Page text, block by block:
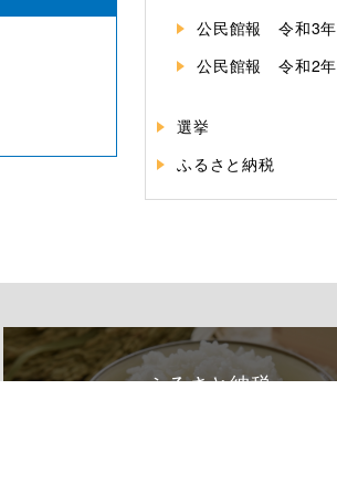
公民館報 令和3年
公民館報 令和2年
選挙
ふるさと納税
ふるさと納税